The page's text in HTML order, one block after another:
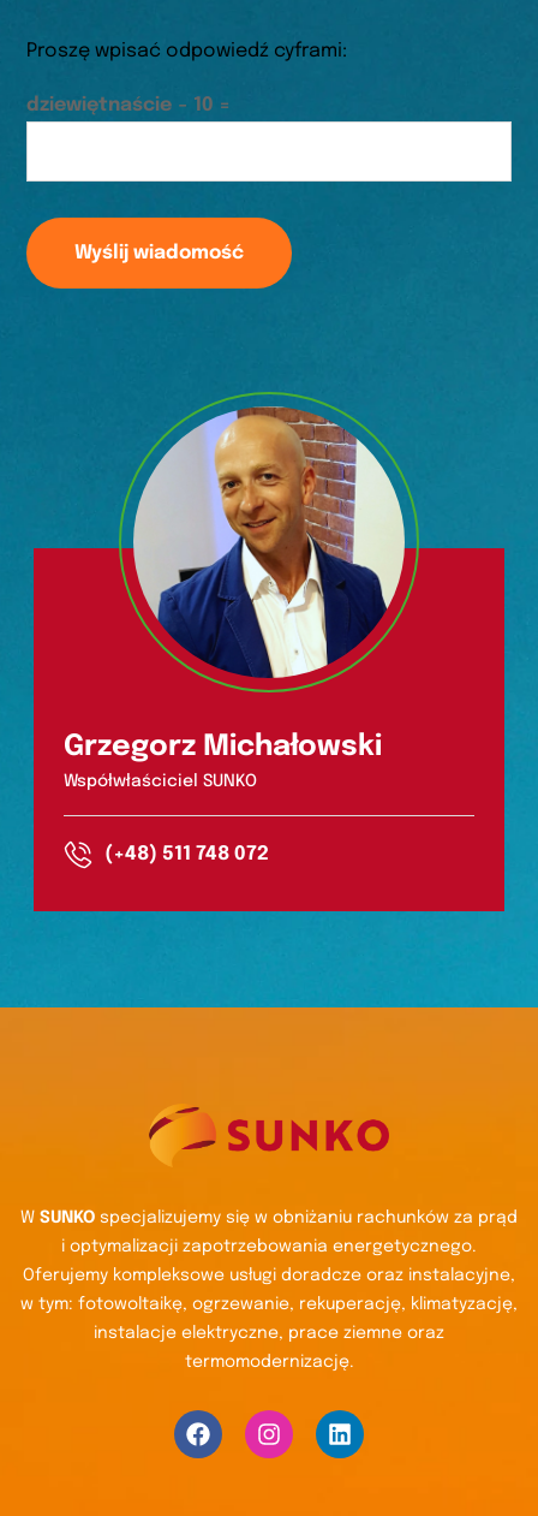
Proszę wpisać odpowiedź cyframi:
dziewiętnaście − 10 =
Wyślij wiadomość
Grzegorz Michałowski
Współwłaściciel SUNKO
(+48) 511 748 072
W SUNKO specjalizujemy się w obniżaniu rachunków za prąd
i optymalizacji zapotrzebowania energetycznego.
Oferujemy kompleksowe usługi doradcze oraz instalacyjne,
w tym: fotowoltaikę, ogrzewanie, rekuperację, klimatyzację,
instalacje elektryczne, prace ziemne oraz
termomodernizację.